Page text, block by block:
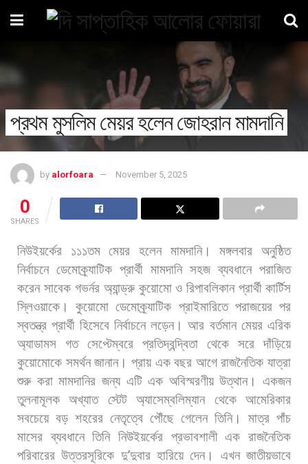
প্রথম মুসলিম মেয়র হলেন জোহরান মামদানি
by alorfoara November 5, 2025
0
SHARES
নিউইয়র্কের ১১১তম মেয়র হলেন মামদানি। মঙ্গলবার
অনুষ্ঠিত
নির্বাচনে ডেমোক্র্যাটিক প্রার্থী মামদানি সহজ ব্যবধানে পরাজিত
করেন সাবেক গভর্নর অ্যান্ড্রু কুয়োমো ও রিপাবলিকান প্রার্থী কার্টিস
স্লিওয়াকে।
কুয়োমো ডেমোক্র্যাটিক প্রাইমারিতে পরাজয়ের পর
স্বতন্ত্র প্রার্থী হিসেবে নির্বাচনে লড়েন। আর বর্তমান মেয়র এরিক
অ্যাডামস
গত সেপ্টেম্বরে প্রতিদ্বন্দ্বিতা থেকে সরে
দাঁড়িয়ে
কুয়োমোকে সমর্থন জানান। প্রায় এক বছর আগে রাজনৈতিক যাত্রা
শুরু করা মামদানির জন্য এটি এক অবিস্মরণীয় উত্থান।
একজন
তুলনামূলক
অখ্যাত স্টেট অ্যাসেম্বলিম্যান থেকে
আমেরিকার
সবচেয়ে বড় শহরের নেতৃত্বে পৌঁছে গেলেন তিনি। মাত্র পাঁচ
মাসের ব্যবধানে তিনি নিউইয়র্কের প্রভাবশালী এক রাজনৈতিক
পরিবারের উত্তরসূরিকে দু’দুবার হারিয়ে দেন। এখন জাতীয়ভাবে